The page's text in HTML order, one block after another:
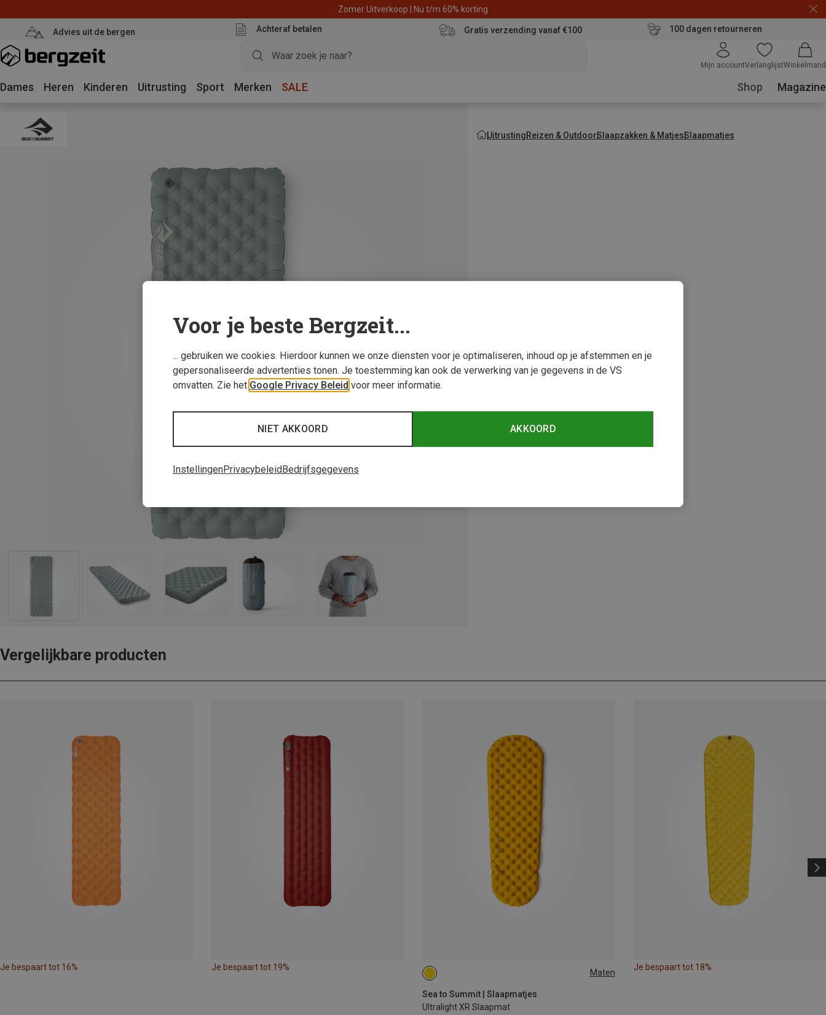
Zomer Uitverkoop | Nu t/m 60% korting
Advies uit de bergen Achteraf betalen Gratis verzending vanaf €100 100 dagen retourneren
Mijn accountVerlanglijstWinkelmand
Dames Heren Kinderen Uitrusting Sport Merken SALE Shop Magazine
UitrustingReizen & OutdoorSlaapzakken & MatjesSlaapmatjes
Vergelijkbare producten
Je bespaart tot 16% Je bespaart tot 19%
Maten
Sea to Summit | Slaapmatjes
Ultralight XR Slaapmat
168X55CM
Je bespaart tot 18%
Voor je beste Bergzeit...
... gebruiken we cookies. Hierdoor kunnen we onze diensten voor je optimaliseren, inhoud op je afstemmen en je
gepersonaliseerde advertenties tonen. Je toestemming kan ook de verwerking van je gegevens in de VS
omvatten. Zie het Google Privacy Beleid voor meer informatie.
AKKOORD
NIET AKKOORD
InstellingenPrivacybeleid Bedrijfsgegevens